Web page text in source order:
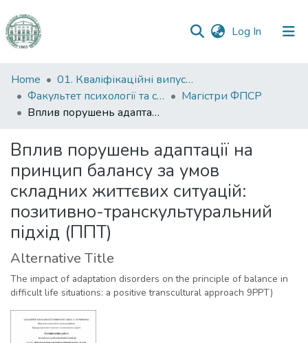
Log In (current)
Communities
&
Collections
Statistics
Home
01. Кваліфікаційні випускні роботи здобувачів вищої освіти
Факультет психології та соціальної роботи
Магістри ФПСР
Вплив порушень адаптації на принцип балансу за умов складних життєвих ситуацій: позитивно-транскультуральний підхід (ППТ)
Вплив порушень адаптації на
принцип балансу за умов
складних життєвих ситуацій:
позитивно-транскультуральний
підхід (ППТ)
Alternative Title
The impact of adaptation disorders on the principle of balance in
difficult life situations: a positive transcultural approach 9PPT)